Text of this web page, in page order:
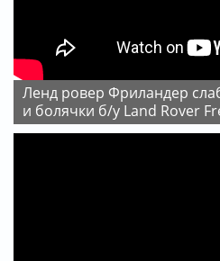
Ленд ровер Фриландер слабые места Недостатки
и болячки б/у Land Rover